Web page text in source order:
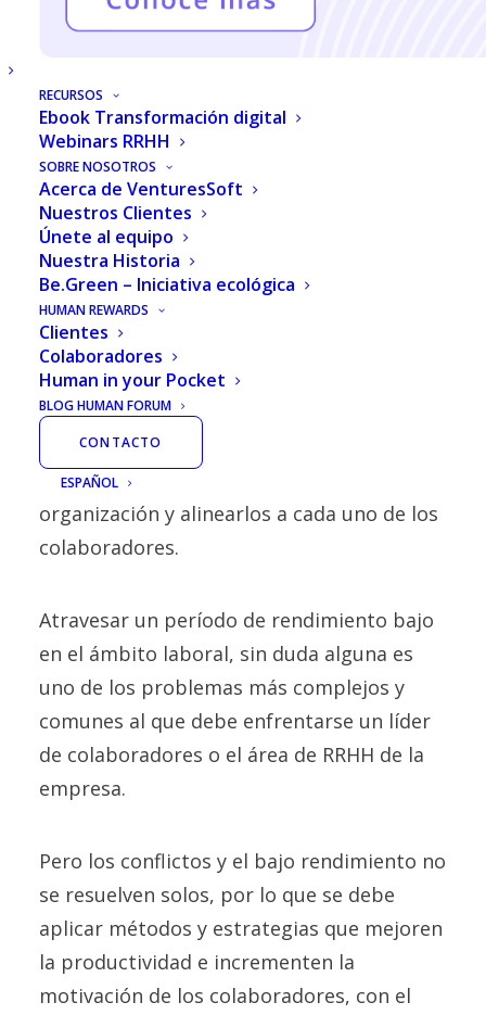
Inteligencia
artificialRECURSOS
Ebook Transformación digital
Webinars RRHH
SOBRE NOSOTROS
Acerca de VenturesSoft
Nuestros Clientes
Únete al equipo
Nuestra Historia
Be.Green – Iniciativa ecológica
HUMAN REWARDS
Clientes
Colaboradores
Human in your Pocket
BLOG HUMAN FORUM
CONTACTO
ESPAÑOL
COLABORADORES?
Ser líder de un equipo de colaboradores
representa una gran responsabilidad, ya
que no sólo debes asegurar el buen
desarrollo de las actividades, sino también
la motivación de cada miembro, un
adecuado ambiente de trabajo y las
herramientas técnicas que les permitan
mantener una buena productividad.
Un buen equipo también depende de la
comunicación asertiva, mediante la cual se
pueden definir los objetivos de la
organización y alinearlos a cada uno de los
colaboradores.
Atravesar un período de rendimiento bajo
en el ámbito laboral, sin duda alguna es
uno de los problemas más complejos y
comunes al que debe enfrentarse un líder
de colaboradores o el área de RRHH de la
empresa.
Pero los conflictos y el bajo rendimiento no
se resuelven solos, por lo que se debe
aplicar métodos y estrategias que mejoren
la productividad e incrementen la
motivación de los colaboradores, con el